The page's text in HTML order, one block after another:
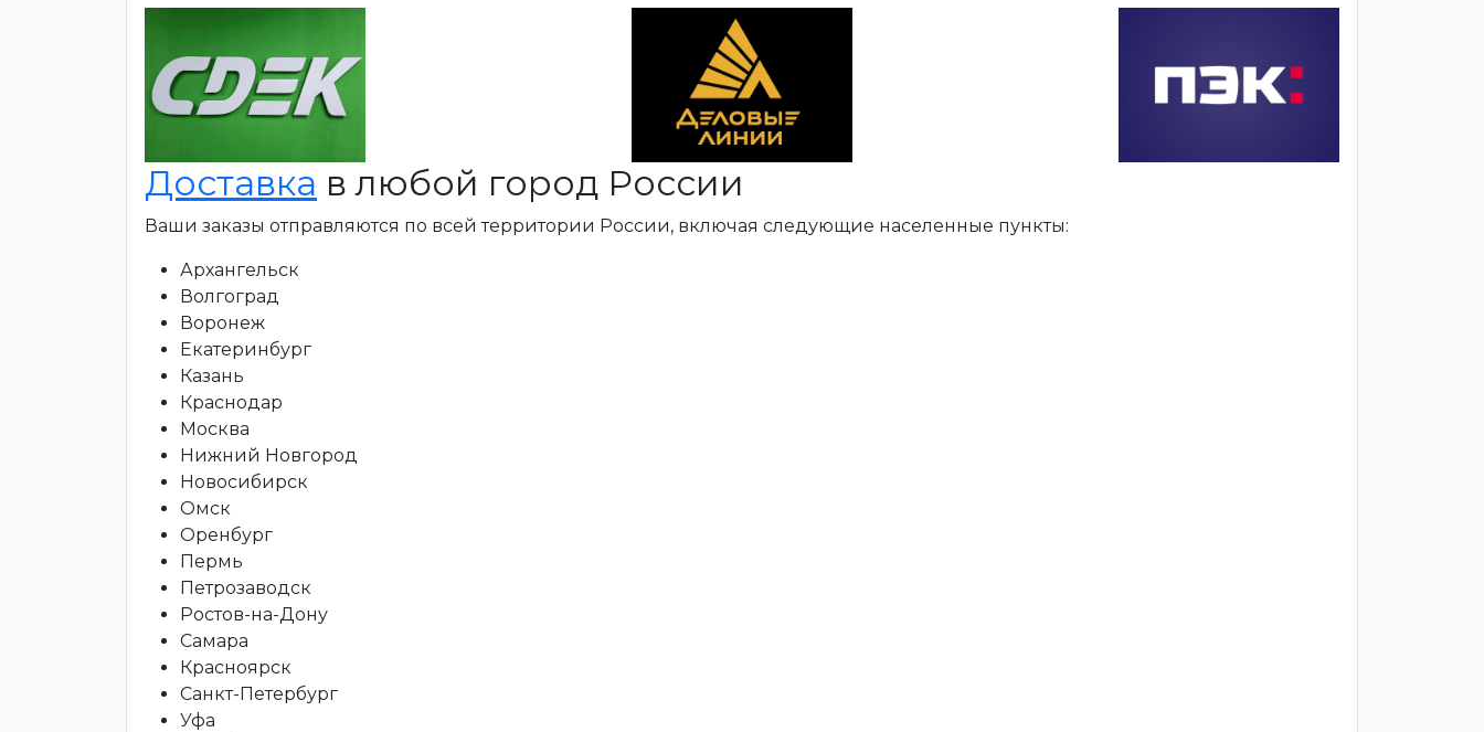
Доставка в любой город России
Ваши заказы отправляются по всей территории России, включая следующие населенные пункты:
Архангельск
Волгоград
Воронеж
Екатеринбург
Казань
Краснодар
Москва
Нижний Новгород
Новосибирск
Омск
Оренбург
Пермь
Петрозаводск
Ростов-на-Дону
Самара
Красноярск
Санкт-Петербург
Уфа